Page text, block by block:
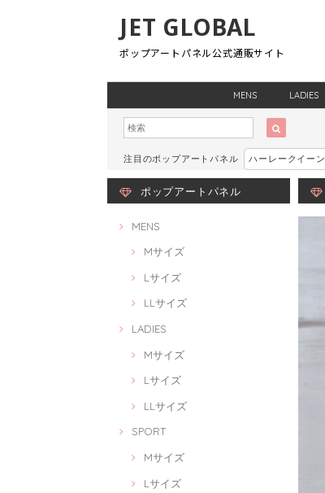
JET GLOBAL
ポップアートパネル公式通販サイト
MENS LADIES
注目のポップアートパネル ハーレークイーン
ポップアートパネル
MENS
Mサイズ
Lサイズ
LLサイズ
LADIES
Mサイズ
Lサイズ
LLサイズ
SPORT
Mサイズ
Lサイズ